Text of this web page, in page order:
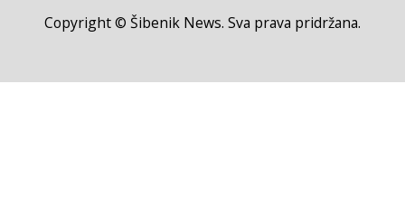
Copyright © Šibenik News. Sva prava pridržana.